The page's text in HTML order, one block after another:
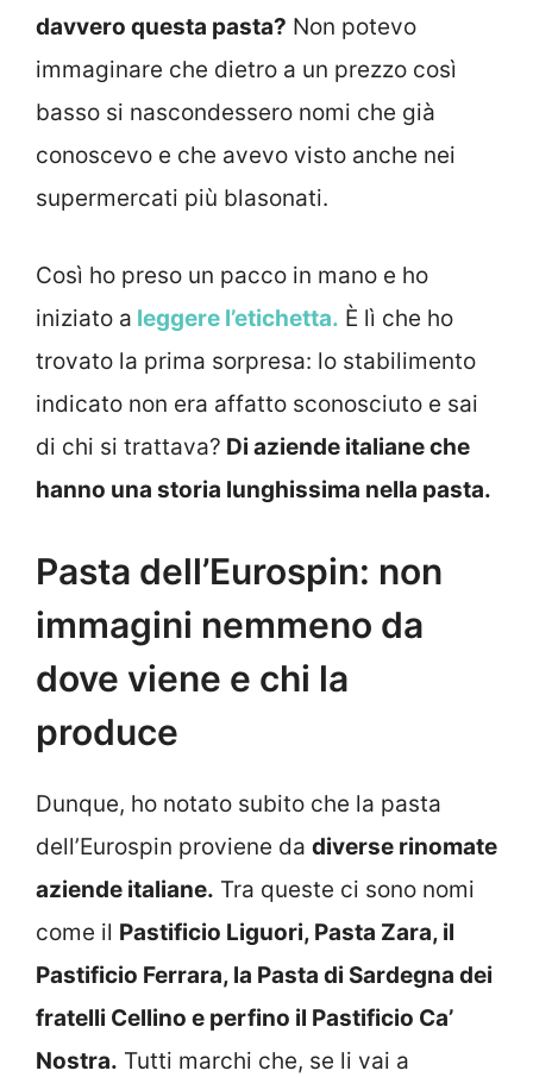
davvero questa pasta? Non potevo
immaginare che dietro a un prezzo così
basso si nascondessero nomi che già
conoscevo e che avevo visto anche nei
supermercati più blasonati.
Così ho preso un pacco in mano e ho
iniziato a leggere l’etichetta. È lì che ho
trovato la prima sorpresa: lo stabilimento
indicato non era affatto sconosciuto e sai
di chi si trattava? Di aziende italiane che
hanno una storia lunghissima nella pasta.
Pasta dell’Eurospin: non
immagini nemmeno da
dove viene e chi la
produce
Dunque, ho notato subito che la pasta
dell’Eurospin proviene da diverse rinomate
aziende italiane. Tra queste ci sono nomi
come il Pastificio Liguori, Pasta Zara, il
Pastificio Ferrara, la Pasta di Sardegna dei
fratelli Cellino e perfino il Pastificio Ca’
Nostra. Tutti marchi che, se li vai a